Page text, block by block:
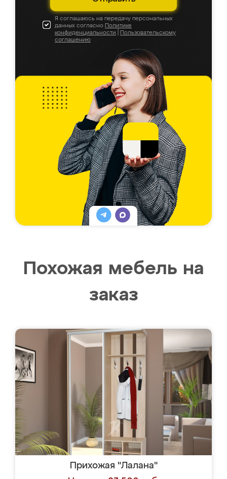
Я соглашаюсь на передачу персональных
данных согласно Политике
конфиденциальности
Пользовательскому
соглашению
Похожая мебель на
заказ
Прихожая "Лалана"